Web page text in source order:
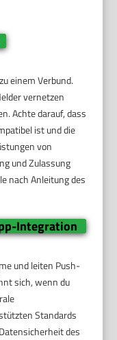
einem Verbund.
vernetzen
Achte darauf, dass
ist und die
von
und Zulassung
nach Anleitung des
Integration
und leiten Push-
sich, wenn du
Standards
des